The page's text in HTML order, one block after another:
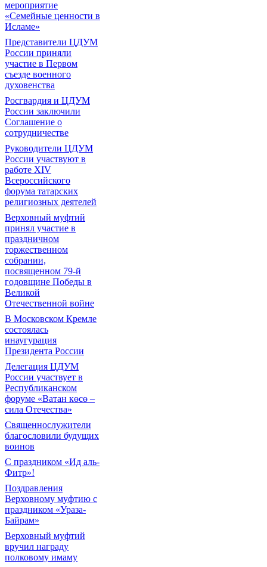
мероприятие
«Семейные ценности в
Исламе»
Представители ЦДУМ
России приняли
участие в Первом
съезде военного
духовенства
Росгвардия и ЦДУМ
России заключили
Соглашение о
сотрудничестве
Руководители ЦДУМ
России участвуют в
работе XIV
Всероссийского
форума татарских
религиозных деятелей
Верховный муфтий
принял участие в
праздничном
торжественном
собрании,
посвященном 79-й
годовщине Победы в
Великой
Отечественной войне
В Московском Кремле
состоялась
инаугурация
Президента России
Делегация ЦДУМ
России участвует в
Республиканском
форуме «Ватан көсө –
сила Отечества»
Священнослужители
благословили будущих
воинов
С праздником «Ид аль-
Фитр»!
Поздравления
Верховному муфтию с
праздником «Ураза-
Байрам»
Верховный муфтий
вручил награду
полковому имаму